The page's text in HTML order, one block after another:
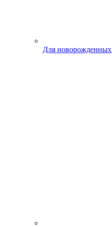
Для новорожденных